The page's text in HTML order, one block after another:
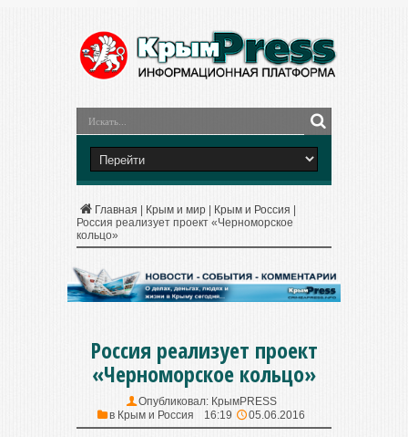
Главная Крым и мир Крым и Россия
Россия реализует проект «Черноморское
кольцо»
Россия реализует проект
«Черноморское кольцо»
Опубликовал: КрымPRESS
в Крым и Россия 16:19 05.06.2016